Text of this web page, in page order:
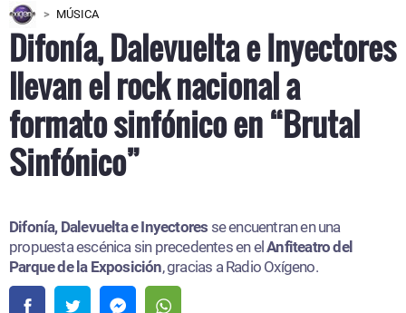
MÚSICA
Difonía, Dalevuelta e Inyectores
llevan el rock nacional a
formato sinfónico en “Brutal
Sinfónico”
Difonía, Dalevuelta e Inyectores se encuentran en una
propuesta escénica sin precedentes en elAnfiteatro del
Parque de la Exposición, gracias a Radio Oxígeno.